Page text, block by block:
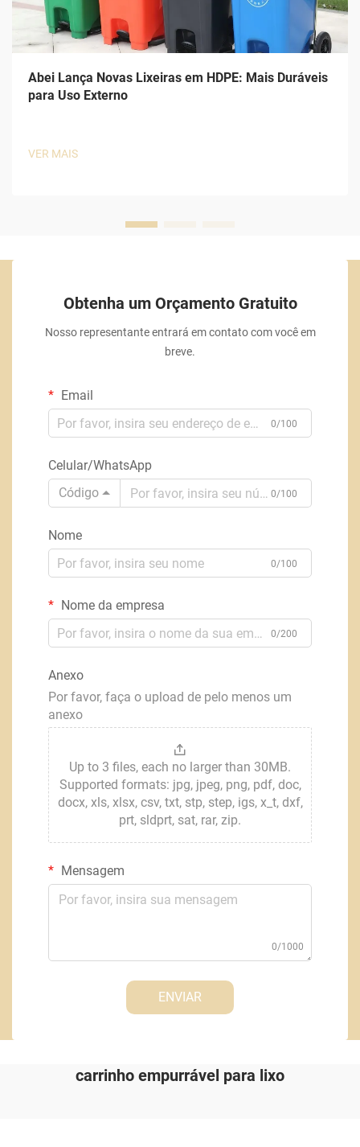
Abei Lança Novas Lixeiras em HDPE: Mais Duráveis
para Uso Externo
VER MAIS
Obtenha um Orçamento Gratuito
Nosso representante entrará em contato com você em
breve.
Email
0/100
Celular/WhatsApp
Código
0/100
Nome
0/100
Nome da empresa
0/200
Anexo
Por favor, faça o upload de pelo menos um
anexo
Up to 3 files, each no larger than 30MB.
Supported formats: jpg, jpeg, png, pdf, doc,
docx, xls, xlsx, csv, txt, stp, step, igs, x_t, dxf,
prt, sldprt, sat, rar, zip.
Mensagem
0/1000
ENVIAR
carrinho empurrável para lixo